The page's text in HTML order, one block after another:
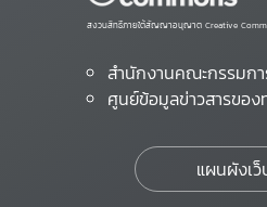
สงวนสิทธิ์ภายใต้สัญญาอนุญาต Creative
สำนักงานคณะกรรมก
ศูนย์ข้อมูลข่าวสารของ
แผนผังเว็